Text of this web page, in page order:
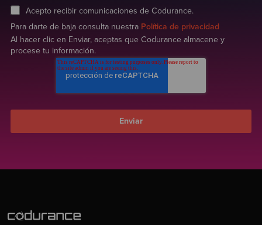
Acepto recibir comunicaciones de Codurance.
Para darte de baja consulta nuestra Política de privacidad
Al hacer clic en Enviar, aceptas que Codurance almacene y
procese tu información.